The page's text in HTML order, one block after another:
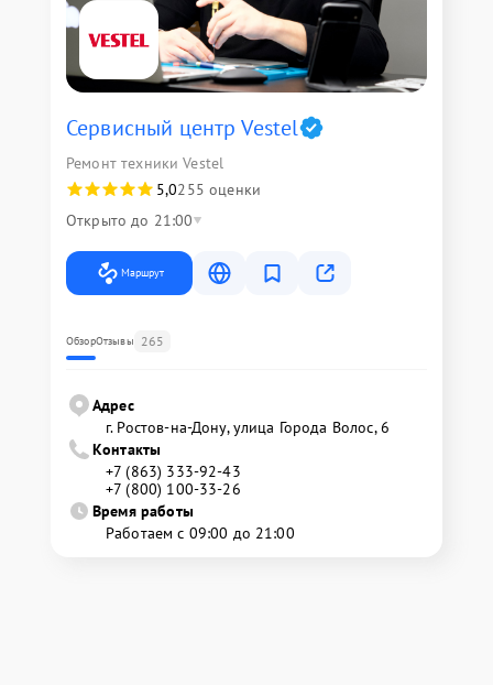
Сервисный центр Vestel
Ремонт техники Vestel
5,0255 оценки
Открыто до 21:00
Маршрут
ОбзорОтзывы 265
Адрес
г. Ростов-на-Дону, улица Города Волос, 6
Контакты
+7 (863) 333-92-43
+7 (800) 100-33-26
Время работы
Работаем с 09:00 до 21:00